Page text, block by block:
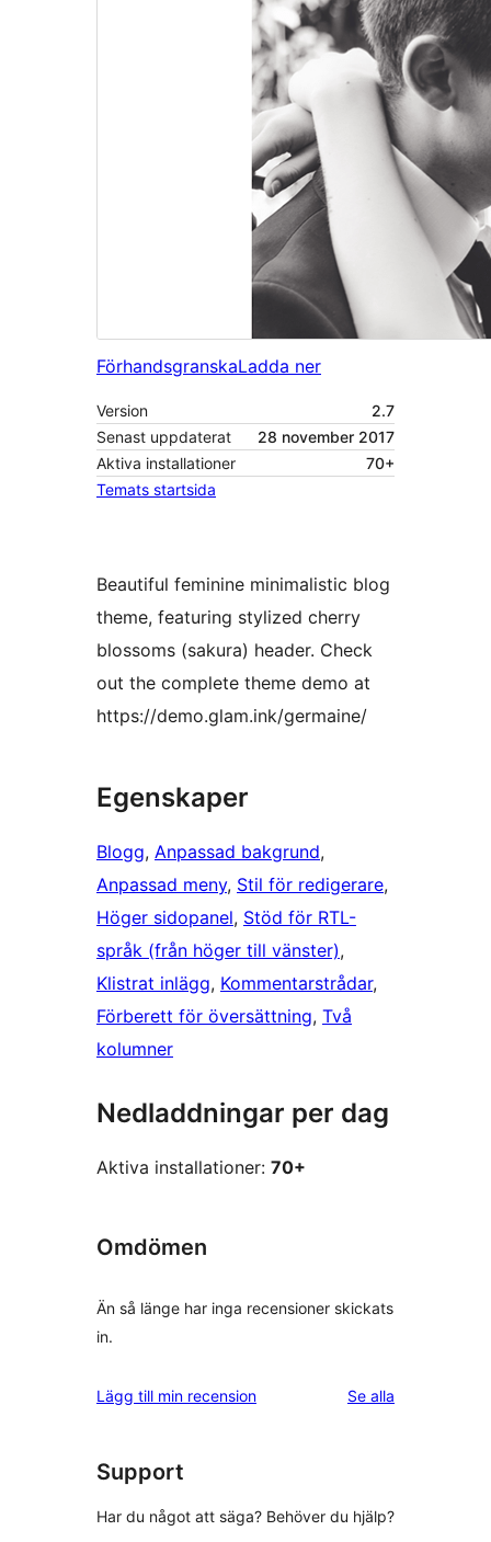
FörhandsgranskaLadda ner
Version
2.7
Senast uppdaterat
28 november 2017
Aktiva installationer
70+
Temats startsida
Beautiful feminine minimalistic blog
theme, featuring stylized cherry
blossoms (sakura) header. Check
out the complete theme demo at
https://demo.glam.ink/germaine/
Egenskaper
Blogg, Anpassad bakgrund
Anpassad meny, Stil för redigerare
Höger sidopanel, Stöd för RTL-
språk (från höger till vänster)
Klistrat inlägg, Kommentarstrådar
Förberett för översättning, Två
kolumner
Nedladdningar per dag
Aktiva installationer: 70+
Omdömen
Än så länge har inga recensioner skickats
in.
Lägg till min recension Se alla
Support
Har du något att säga? Behöver du hjälp?